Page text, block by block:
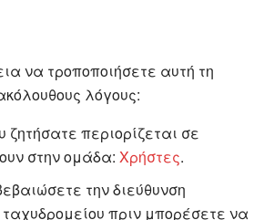
να τροποποιήσετε αυτή τη
λόγους:
περιορίζεται σε
στην ομάδα: Χρήστες.
την διεύθυνση
ταχυδρομείου πριν μπορέσετε να